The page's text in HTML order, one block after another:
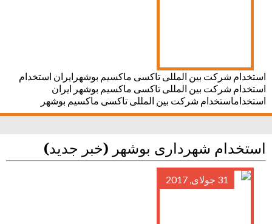
استخدام شرکت بین المللی تاکسی ماکسیم بوشهرایران استخدام
استخدام شرکت بین المللی تاکسی ماکسیم بوشهر ایران
استخداماستخدام شرکت بین المللی تاکسی ماکسیم بوشهر
استخدام شهرداری بوشهر (خبر جدید)
31 جولای, 2017